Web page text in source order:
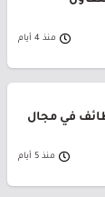
منذ 4 أيام
في مجال
منذ 5 أيام